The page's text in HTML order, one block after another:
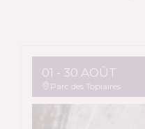
01 - 30 AOÛT
Parc des Topiaires